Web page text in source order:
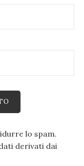
lo spam.
derivati dai